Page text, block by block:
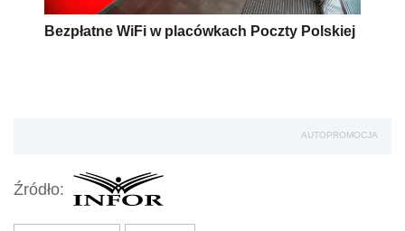
Bezpłatne WiFi w placówkach Poczty Polskiej
AUTOPROMOCJA
Źródło: